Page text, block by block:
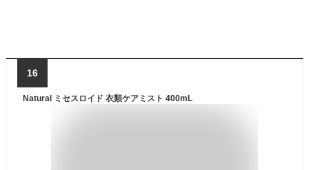
16
Natural ミセスロイド 衣類ケアミスト 400mL